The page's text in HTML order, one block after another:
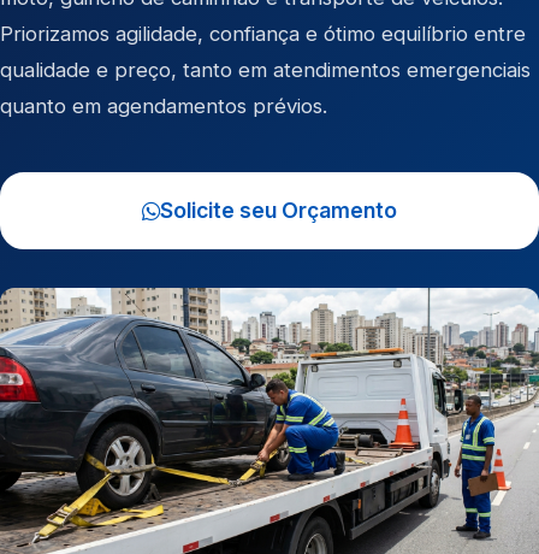
Priorizamos agilidade, confiança e ótimo equilíbrio entre
qualidade e preço, tanto em atendimentos emergenciais
quanto em agendamentos prévios.
Solicite seu Orçamento